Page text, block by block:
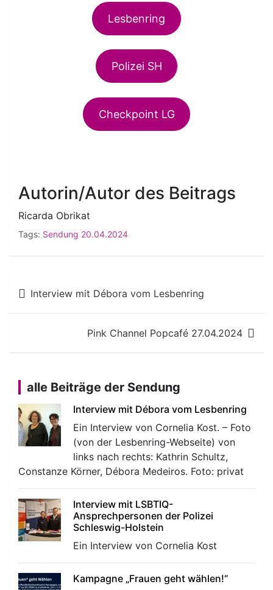
Lesbenring
Polizei SH
Checkpoint LG
Autorin/Autor des Beitrags
Ricarda Obrikat
Tags: Sendung 20.04.2024
Beitragsnavigation
Interview mit Débora vom Lesbenring
Pink Channel Popcafé 27.04.2024
alle Beiträge der Sendung
Interview mit Débora vom Lesbenring
Ein Interview von Cornelia Kost. – Foto
(von der Lesbenring-Webseite) von
links nach rechts: Kathrin Schultz,
Constanze Körner, Débora Medeiros. Foto: privat
Interview mit LSBTIQ-
Ansprechpersonen der Polizei
Schleswig-Holstein
Ein Interview von Cornelia Kost
Kampagne „Frauen geht wählen!“